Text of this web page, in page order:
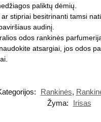
paliktų dėmių.
ar stipriai besitrinanti tamsi
audinį.
odos rankinės
atsargiai, jos odos
Rankinės,
Žyma:
Irisas